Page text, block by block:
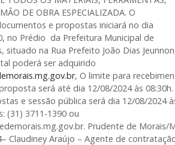
DE OBRA ESPECIALIZADA. O
e propostas iniciará no dia
no Prédio da Prefeitura Municipal de
situado na Rua Prefeito João Dias
poderá ser adquirido
, O limite para
será até dia 12/08/2024 às 08:30h.
e sessão pública será dia 12/08/2024
(31) 3711-1390 ou
Prudente de Morais/
Claudiney Araújo – Agente de